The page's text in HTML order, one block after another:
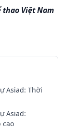
Việt Nam
Asiad: Thời
Asiad:
cao